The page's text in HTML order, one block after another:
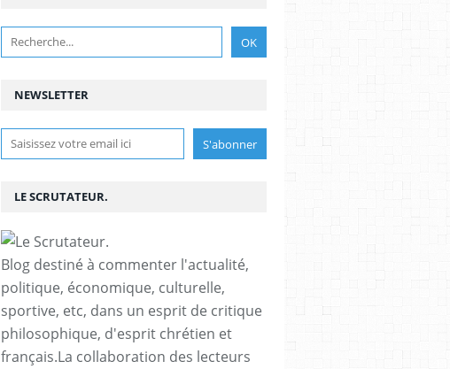
NEWSLETTER
LE SCRUTATEUR.
Blog destiné à commenter l'actualité,
politique, économique, culturelle,
sportive, etc, dans un esprit de critique
philosophique, d'esprit chrétien et
français.La collaboration des lecteurs